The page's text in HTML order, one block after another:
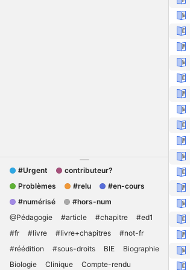
#Urgent
contributeur?
Problèmes
#relu
#en-cours
#numérisé
#hors-num
@Pédagogie
#article #chapitre
#ed1
#fr
#livre #livre+chapitres
#not-fr
#réédition
#sous-droits BIE
Biographie
Biologie
Clinique Compte-rendu